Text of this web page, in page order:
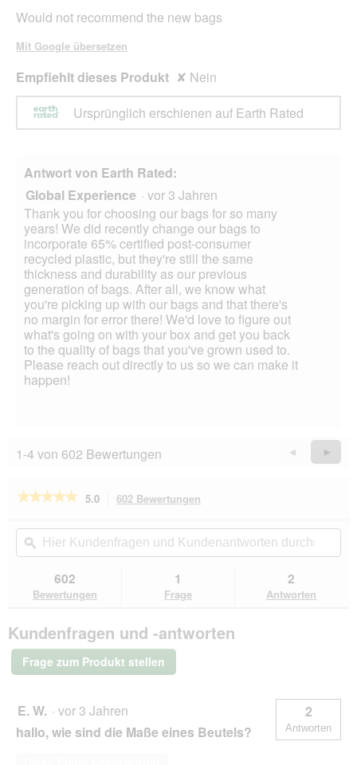
Would not recommend the new bags
Mit Google übersetzen
Empfiehlt dieses Produkt ✘ Nein
Ursprünglich erschienen auf Earth Rated
Antwort von Earth Rated:
Global Experience · vor 3 Jahren
Thank you for choosing our bags for so many
years! We did recently change our bags to
incorporate 65% certified post-consumer
recycled plastic, but they're still the same
thickness and durability as our previous
generation of bags. After all, we know what
you're picking up with our bags and that there's
no margin for error there! We'd love to figure out
what's going on with your box and get you back
to the quality of bags that you've grown used to.
Please reach out directly to us so we can make it
happen!
1-4 von 602 Bewertungen
Zurück
Reviews
◄
Weiter
►
★★★★★
★★★★★
5
lesen
Earth
Koteutel
geruchslos
21
Nachfüllrollen
5.0 602 Bewertungen
Aktion
navigierst
du
Bewertungen.
Hier
Kundenfragen
und
Kundenantworten
durchsuchen
ϙ
602
Bewertungen
1
Frage
2
Antworten
Kundenfragen und -antworten
Frage zum Produkt stellen
E. W. · vor 3 Jahren
hallo, wie sind die Maße eines Beutels?
2
Antworten